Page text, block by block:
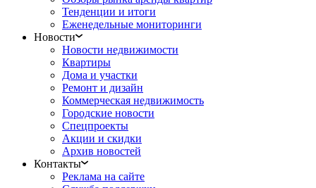
Тенденции и итоги
Еженедельные мониторинги
Новости
Новости недвижимости
Квартиры
Дома и участки
Ремонт и дизайн
Коммерческая недвижимость
Городские новости
Спецпроекты
Акции и скидки
Архив новостей
Контакты
Реклама на сайте